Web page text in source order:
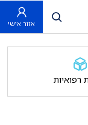
פתח חיפוש
אזור אישי
רפואיות